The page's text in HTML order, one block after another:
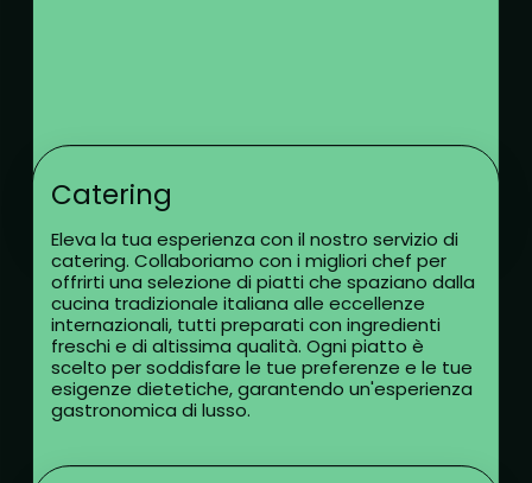
Catering
Eleva la tua esperienza con il nostro servizio di
catering. Collaboriamo con i migliori chef per
offrirti una selezione di piatti che spaziano dalla
cucina tradizionale italiana alle eccellenze
internazionali, tutti preparati con ingredienti
freschi e di altissima qualità. Ogni piatto è
scelto per soddisfare le tue preferenze e le tue
esigenze dietetiche, garantendo un'esperienza
gastronomica di lusso.